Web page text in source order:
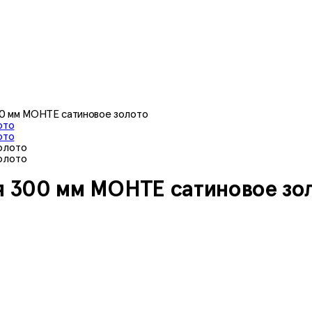
мм МОНТЕ сатиновое золото
300 мм МОНТЕ сатиновое